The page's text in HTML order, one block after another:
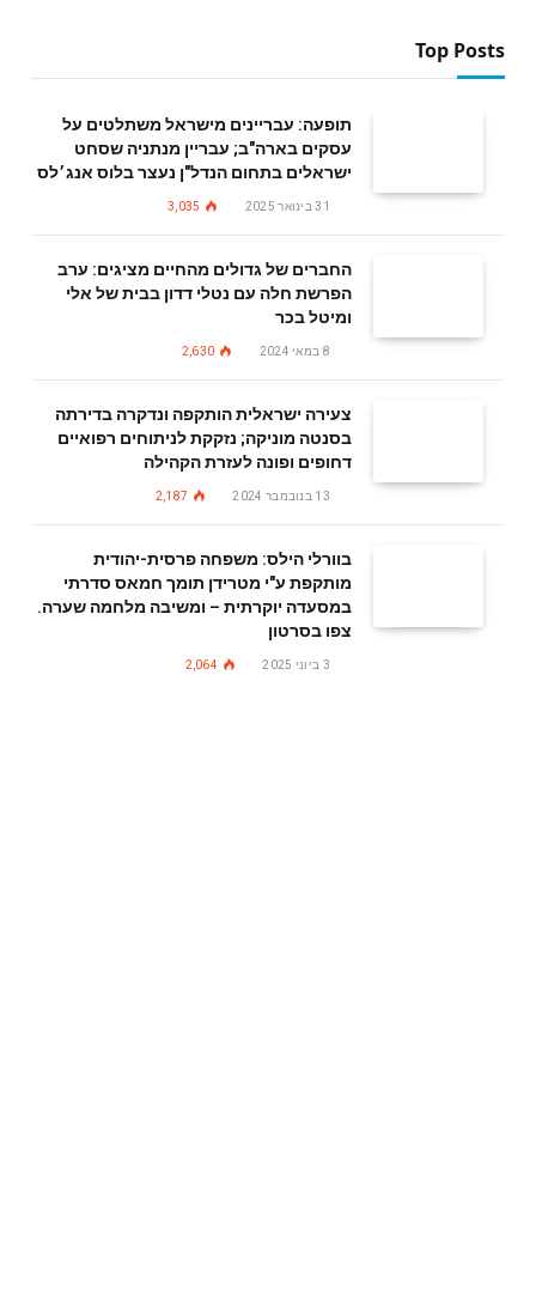
Top Posts
תופעה: עבריינים מישראל משתלטים על
עסקים בארה"ב; עבריין מנתניה שסחט
ישראלים בתחום הנדל"ן נעצר בלוס אנג׳לס
31 בינואר 2025 3,035
החברים של גדולים מהחיים מציגים: ערב
הפרשת חלה עם נטלי דדון בבית של אלי
ומיטל בכר
8 במאי 2024 2,630
צעירה ישראלית הותקפה ונדקרה בדירתה
בסנטה מוניקה; נזקקת לניתוחים רפואיים
דחופים ופונה לעזרת הקהילה
13 בנובמבר 2024 2,187
בוורלי הילס: משפחה פרסית-יהודית
מותקפת ע"י מטרידן תומך חמאס סדרתי
במסעדה יוקרתית – ומשיבה מלחמה שערה.
צפו בסרטון
3 ביוני 2025 2,064